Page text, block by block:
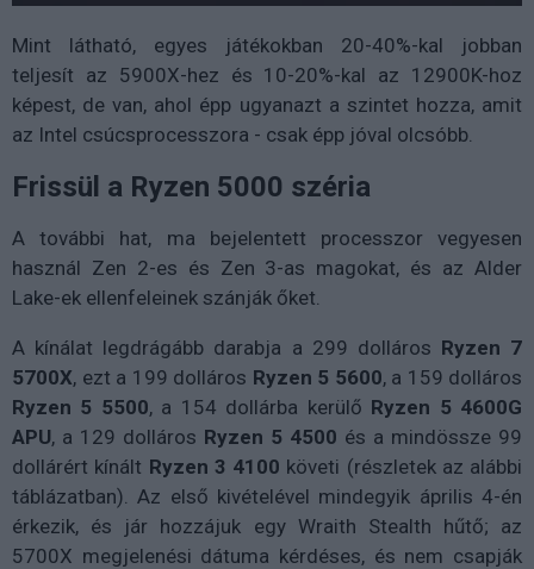
Mint látható, egyes játékokban 20-40%-kal jobban
teljesít az 5900X-hez és 10-20%-kal az 12900K-hoz
képest, de van, ahol épp ugyanazt a szintet hozza, amit
az Intel csúcsprocesszora - csak épp jóval olcsóbb.
Frissül a Ryzen 5000 széria
A további hat, ma bejelentett processzor vegyesen
használ Zen 2-es és Zen 3-as magokat, és az Alder
Lake-ek ellenfeleinek szánják őket.
A kínálat legdrágább darabja a 299 dolláros Ryzen 7
5700X, ezt a 199 dolláros Ryzen 5 5600, a 159 dolláros
Ryzen 5 5500, a 154 dollárba kerülő Ryzen 5 4600G
APU, a 129 dolláros Ryzen 5 4500 és a mindössze 99
dollárért kínált Ryzen 3 4100 követi (részletek az alábbi
táblázatban). Az első kivételével mindegyik április 4-én
érkezik, és jár hozzájuk egy Wraith Stealth hűtő; az
5700X megjelenési dátuma kérdéses, és nem csapják